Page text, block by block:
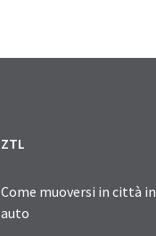
ZTL
Come muoversi in città in
auto